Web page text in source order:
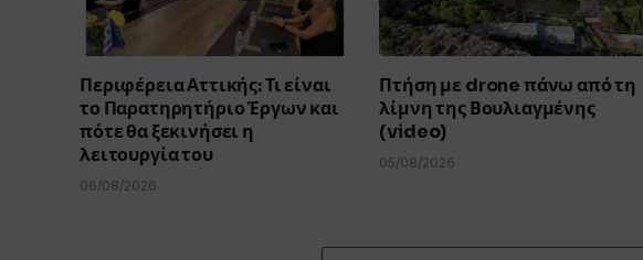
Περιφέρεια Αττικής: Τι είναι
το Παρατηρητήριο Έργων και
πότε θα ξεκινήσει η
λειτουργία του
06/08/2026
Πτήση με drone πάνω από τη
λίμνη της Βουλιαγμένης
(video)
05/08/2026